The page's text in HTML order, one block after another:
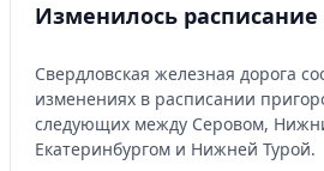
Изменилось расписание
Свердловская железная дорога
изменениях в расписании
следующих между Серовом,
Екатеринбургом и Нижней Турой.